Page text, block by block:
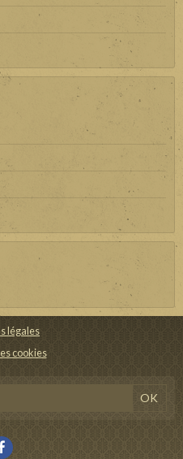
légales
cookies